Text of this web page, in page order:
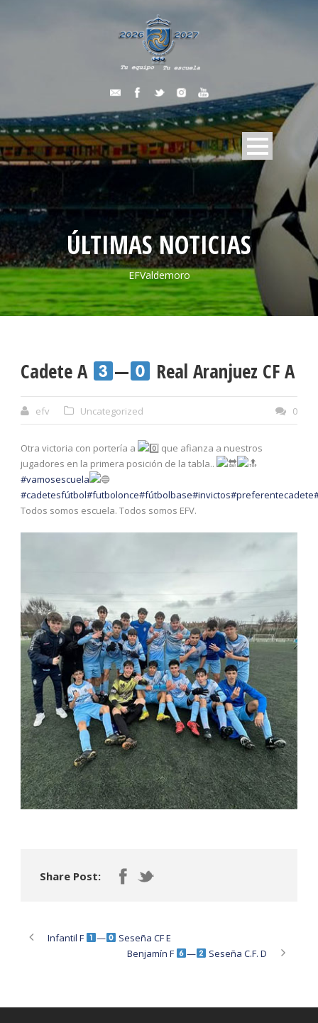
ÚLTIMAS NOTICIAS
EFValdemoro
Cadete A — Real Aranjuez CF A
efv Uncategorized 0
Otra victoria con portería a
que afianza a nuestros
jugadores en la primera posición de la tabla..
#vamosescuela
#cadetesfútbol#futbolonce#fútbolbase#invictos#preferentecadete
Todos somos escuela. Todos somos EFV.
Share Post:
Infantil F —
Seseña CF E
Benjamín F
— Seseña C.F. D